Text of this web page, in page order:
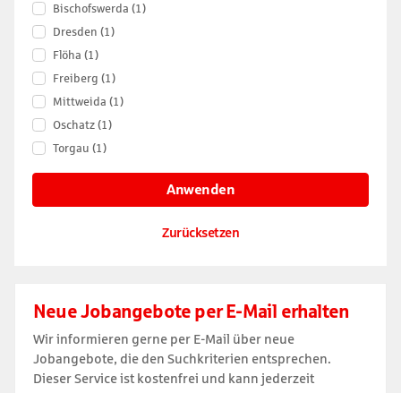
Bischofswerda (1)
Dresden (1)
Flöha (1)
Freiberg (1)
Mittweida (1)
Oschatz (1)
Torgau (1)
Anwenden
Zurücksetzen
Neue Jobangebote per E-Mail erhalten
Wir informieren gerne per E-Mail über neue
Jobangebote, die den Suchkriterien entsprechen.
Dieser Service ist kostenfrei und kann jederzeit